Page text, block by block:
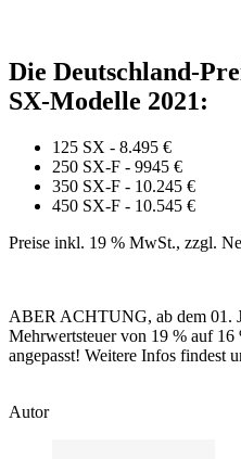
Die Deutschland-
SX-Modelle 2021:
125 SX - 8.495 €
250 SX-F - 9945 €
350 SX-F - 10.245 €
450 SX-F - 10.545 €
Preise inkl. 19 % MwSt., zzgl.
ABER ACHTUNG, ab dem 01.
Mehrwertsteuer von 19 % auf 16
angepasst! Weitere Infos findest
Autor